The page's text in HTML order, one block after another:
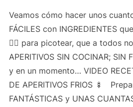
Veamos cómo hacer unos
FÁCILES con INGREDIENTES
👍🏻 para picotear, que a todos
APERITIVOS SIN COCINAR; SIN
y en un momento… VIDEO
DE APERITIVOS FRIOS 🍢
FANTÁSTICAS y UNAS